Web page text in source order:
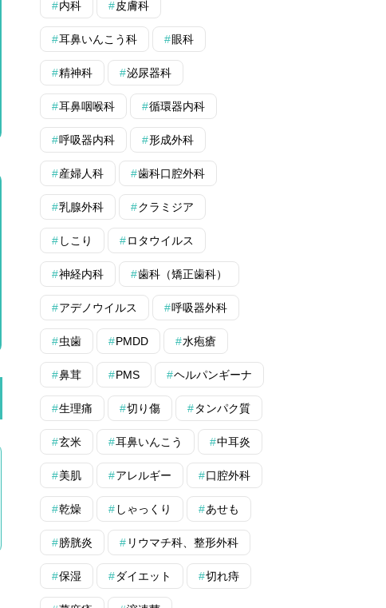
内科 皮膚科
耳鼻いんこう科 眼科
精神科 泌尿器科
耳鼻咽喉科 循環器内科
呼吸器内科 形成外科
産婦人科 歯科口腔外科
乳腺外科 クラミジア
しこり ロタウイルス
神経内科 歯科（矯正歯科）
アデノウイルス 呼吸器外科
虫歯 PMDD 水疱瘡
鼻茸 PMS ヘルパンギーナ
生理痛 切り傷 タンパク質
玄米 耳鼻いんこう 中耳炎
美肌 アレルギー 口腔外科
乾燥 しゃっくり あせも
膀胱炎 リウマチ科、整形外科
保湿 ダイエット 切れ痔